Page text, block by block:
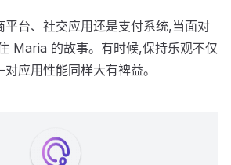
平台、社交应用还是支付系统,当面对
Maria 的故事。有时候,保持乐观不仅
应用性能同样大有裨益。